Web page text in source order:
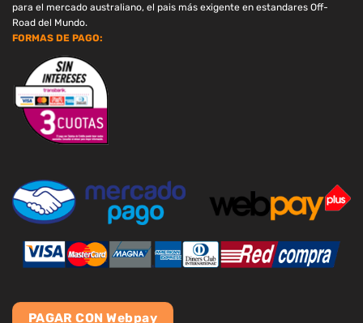
para el mercado australiano, el pais más exigente en estandares Off-
Road del Mundo.
FORMAS DE PAGO:
PAGAR CON Webpay